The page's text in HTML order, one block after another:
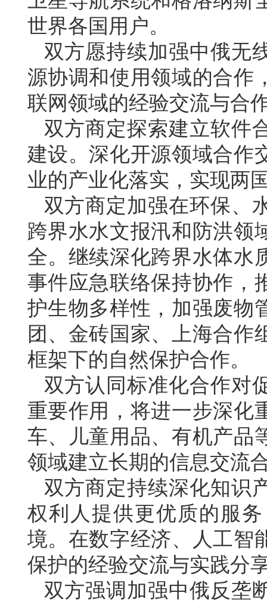
世界各国用户。
双方愿持续加强中俄无
源协调和使用领域的合作
联网领域的经验交流与合
双方商定探索建立软件
建设。深化开源领域合作
业的产业化落实，实现两
双方商定加强在环保、
跨界水水文报汛和防洪领
全。继续深化跨界水体水
事件应急联络保持协作，
护生物多样性，加强废物
团、金砖国家、上海合作
框架下的自然保护合作。
双方认同标准化合作对
重要作用，将进一步深化
车、儿童用品、有机产品
领域建立长期的信息交流
双方商定持续深化知识
权利人提供更优质的服
境。在数字经济、人工智
保护的经验交流与实践分
双方强调加强中俄反垄